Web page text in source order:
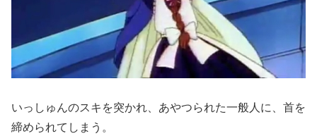
いっしゅんのスキを突かれ、あやつられた一般人に、首を
締められてしまう。